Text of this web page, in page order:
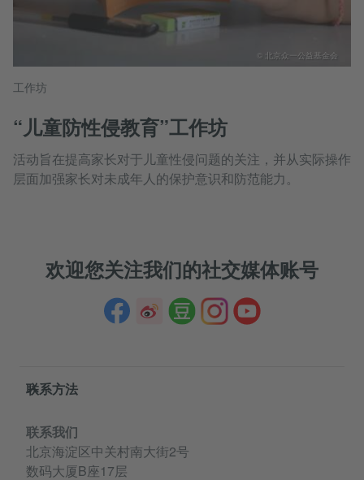
工作坊
“儿童防性侵教育”工作坊
活动旨在提高家长对于儿童性侵问题的关注，并从实际操作
层面加强家长对未成年人的保护意识和防范能力。
© 北京众一公益基金会
欢迎您关注我们的社交媒体账号
Service- und Informationsbereich
联系方法
联系我们
北京海淀区中关村南大街2号
数码大厦B座17层